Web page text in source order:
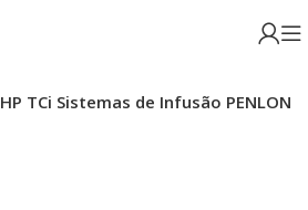
HP TCi Sistemas de Infusão PENLON